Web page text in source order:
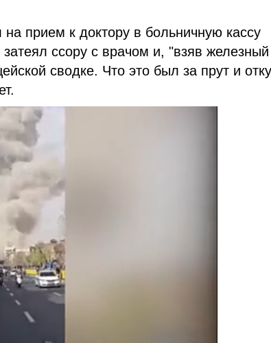
прием к доктору в больничную кассу
ссору с врачом и, "взяв железный
сводке. Что это был за прут и